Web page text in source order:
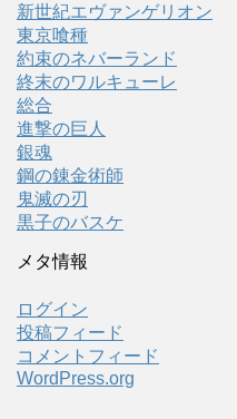
新世紀エヴァンゲリオン
東京喰種
約束のネバーランド
終末のワルキューレ
総合
進撃の巨人
銀魂
鋼の錬金術師
鬼滅の刃
黒子のバスケ
メタ情報
ログイン
投稿フィード
コメントフィード
WordPress.org